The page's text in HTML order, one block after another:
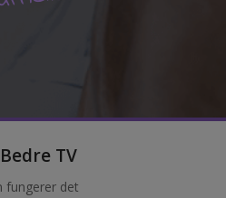
TV
fungerer det